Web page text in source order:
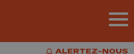
ALERTEZ-NOUS